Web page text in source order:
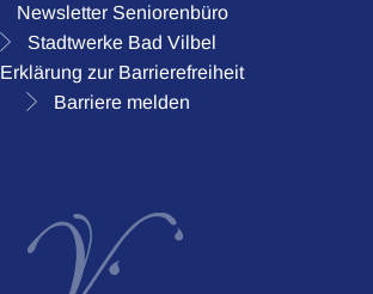
Newsletter Seniorenbüro
Stadtwerke Bad Vilbel
Erklärung zur Barrierefreiheit
Barriere melden